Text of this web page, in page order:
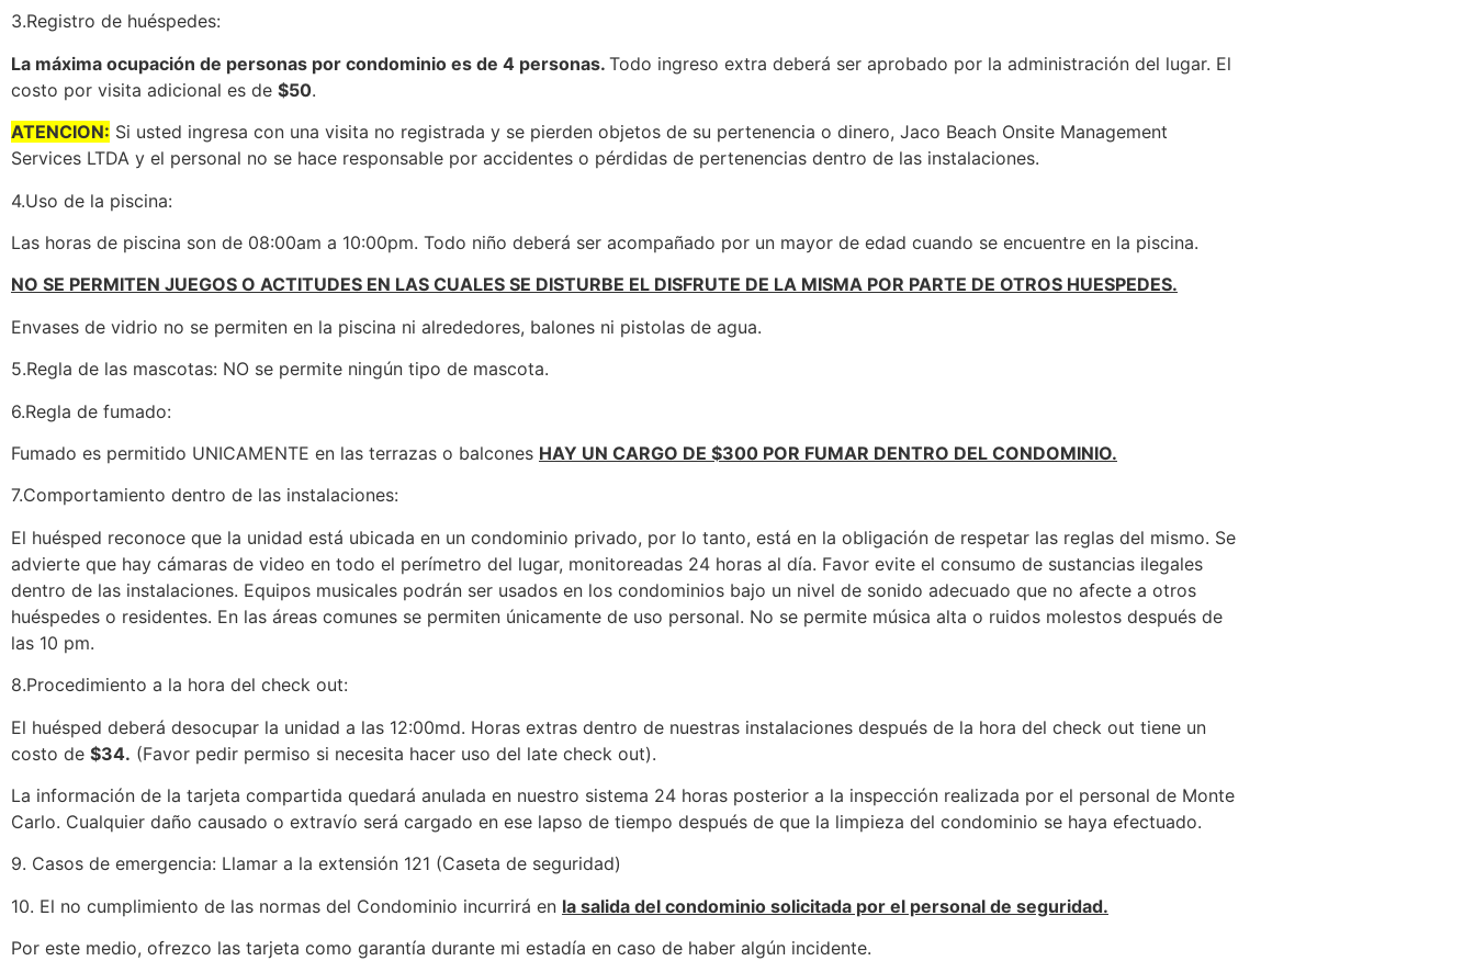
3.Registro de huéspedes:
La máxima ocupación de personas por condominio es de 4 personas. Todo ingreso extra deberá ser aprobado por la administración del lugar. El
costo por visita adicional es de $50.
ATENCION: Si usted ingresa con una visita no registrada y se pierden objetos de su pertenencia o dinero, Jaco Beach Onsite Management
Services LTDA y el personal no se hace responsable por accidentes o pérdidas de pertenencias dentro de las instalaciones.
4.Uso de la piscina:
Las horas de piscina son de 08:00am a 10:00pm. Todo niño deberá ser acompañado por un mayor de edad cuando se encuentre en la piscina.
NO SE PERMITEN JUEGOS O ACTITUDES EN LAS CUALES SE DISTURBE EL DISFRUTE DE LA MISMA POR PARTE DE OTROS HUESPEDES.
Envases de vidrio no se permiten en la piscina ni alrededores, balones ni pistolas de agua.
5.Regla de las mascotas: NO se permite ningún tipo de mascota.
6.Regla de fumado:
Fumado es permitido UNICAMENTE en las terrazas o balcones HAY UN CARGO DE $300 POR FUMAR DENTRO DEL CONDOMINIO.
7.Comportamiento dentro de las instalaciones:
El huésped reconoce que la unidad está ubicada en un condominio privado, por lo tanto, está en la obligación de respetar las reglas del mismo. Se
advierte que hay cámaras de video en todo el perímetro del lugar, monitoreadas 24 horas al día. Favor evite el consumo de sustancias ilegales
dentro de las instalaciones. Equipos musicales podrán ser usados en los condominios bajo un nivel de sonido adecuado que no afecte a otros
huéspedes o residentes. En las áreas comunes se permiten únicamente de uso personal. No se permite música alta o ruidos molestos después de
las 10 pm.
8.Procedimiento a la hora del check out:
El huésped deberá desocupar la unidad a las 12:00md. Horas extras dentro de nuestras instalaciones después de la hora del check out tiene un
costo de $34. (Favor pedir permiso si necesita hacer uso del late check out).
La información de la tarjeta compartida quedará anulada en nuestro sistema 24 horas posterior a la inspección realizada por el personal de Monte
Carlo. Cualquier daño causado o extravío será cargado en ese lapso de tiempo después de que la limpieza del condominio se haya efectuado.
9. Casos de emergencia: Llamar a la extensión 121 (Caseta de seguridad)
10. El no cumplimiento de las normas del Condominio incurrirá en la salida del condominio solicitada por el personal de seguridad.
Por este medio, ofrezco las tarjeta como garantía durante mi estadía en caso de haber algún incidente.